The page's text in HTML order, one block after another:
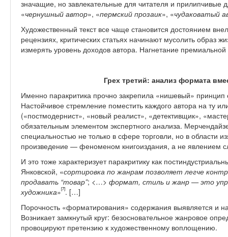
значащие, но завлекательные для читателя и прилипчивые
«чернушный автор», «пермский прозаик», «чудаковатый
Художественный текст все чаще становится достоянием
рецензиях, критических статьях начинают мусолить образ
измерять уровень доходов автора. Нагнетание
Грех третий: анализ формата
Именно паракритика прочно закрепила «нишевый»
Настойчивое стремление поместить каждого автора на ту
(«постмодернист», «новый реалист», «детективщик»,
обязательным элементом экспертного анализа.
специальностью не только в сфере торговли, но в области
произведение — феноменом книгоиздания, а не явлением
И это тоже характеризует паракритику как
Янковской, «сортировка по жанрам позволяет легче
продавать “товар”; <…> формат, стиль и жанр — это
художника»[7]. […]
Порочность «форматирования» содержания выявляется и
Возникает замкнутый круг: безосновательное жанровое
провоцируют претензию к художественному воплощению.